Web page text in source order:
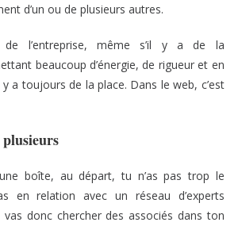
d’un ou de plusieurs autres.
l’entreprise, même s’il y a de la
beaucoup d’énergie, de rigueur et en
a toujours de la place. Dans le web, c’est
boîte, au départ, tu n’as pas trop le
en relation avec un réseau d’experts
vas donc chercher des associés dans ton